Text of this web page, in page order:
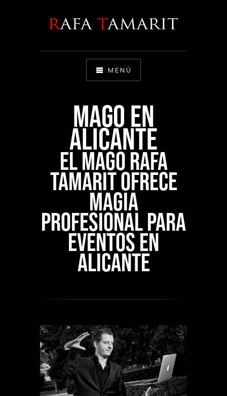
MENÚ
MAGO EN
ALICANTE
El mago Rafa
Tamarit ofrece
magia
profesional para
eventos en
Alicante